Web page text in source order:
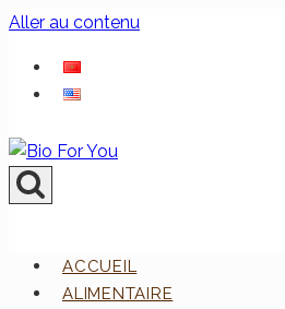
Aller au contenu
ACCUEIL
ALIMENTAIRE